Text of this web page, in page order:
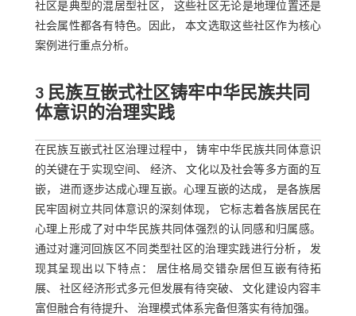
社区是典型的混居型社区， 这些社区无论是地理位置还是
社会属性都各有特色。因此， 本文选取这些社区作为核心
案例进行重点分析。
3 民族互嵌式社区铸牢中华民族共同
体意识的治理实践
在民族互嵌式社区治理过程中， 铸牢中华民族共同体意识
的关键在于实现空间、 经济、 文化以及社会等多方面的互
嵌， 进而逐步达成心理互嵌。心理互嵌的达成， 是各族居
民牢固树立共同体意识的深刻体现， 它标志着各族居民在
心理上形成了对中华民族共同体强烈的认同感和归属感。
通过对瀍河回族区不同类型社区的治理实践进行分析， 发
现其呈现出以下特点： 居住格局交错杂居但互嵌有待拓
展、 社区经济形式多元但发展有待突破、 文化建设内容丰
富但融合有待提升、 治理模式体系完备但落实有待加强。